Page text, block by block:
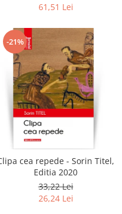
colonel!
61,51 Lei
-21%
cea repede - Sorin Titel,
Editia 2020
33,22 Lei
26,24 Lei